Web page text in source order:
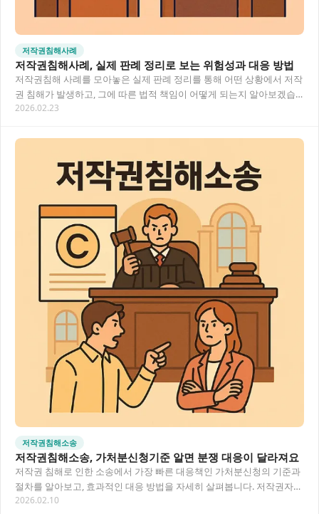
저작권침해사례
저작권침해사례, 실제 판례 정리로 보는 위험성과 대응 방법
저작권침해 사례를 모아놓은 실제 판례 정리를 통해 어떤 상황에서 저작
권 침해가 발생하고, 그에 따른 법적 책임이 어떻게 되는지 알아보겠습
니다. 이 글을 통해 저작권 침해의 위험성을…
2026.02.23
저작권침해소송
저작권침해소송, 가처분신청기준 알면 분쟁 대응이 달라져요
저작권 침해로 인한 소송에서 가장 빠른 대응책인 가처분신청의 기준과
절차를 알아보고, 효과적인 대응 방법을 자세히 살펴봅니다. 저작권자와
이용자 모두에게 필요한 법적 지식을 쉽게…
2026.02.10